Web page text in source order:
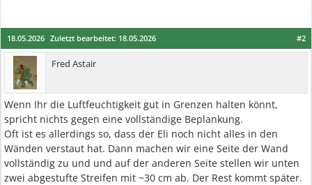
#2
18.05.2026 Zuletzt bearbeitet: 18.05.2026
Fred Astair
Wenn Ihr die Luftfeuchtigkeit gut in Grenzen halten könnt,
spricht nichts gegen eine vollständige Beplankung.
Oft ist es allerdings so, dass der Eli noch nicht alles in den
Wänden verstaut hat. Dann machen wir eine Seite der Wand
vollständig zu und und auf der anderen Seite stellen wir unten
zwei abgestufte Streifen mit ~30 cm ab. Der Rest kommt später.